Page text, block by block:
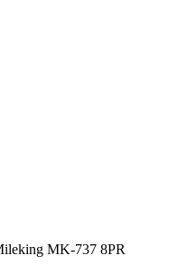
MK-737 8PR